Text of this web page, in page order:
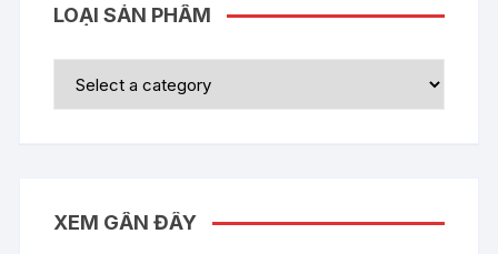
LOẠI SẢN PHẨM
XEM GẦN ĐÂY